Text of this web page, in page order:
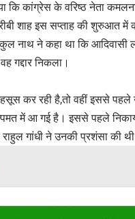
कि कांग्रेस के वरिष्ठ नेता
शाह इस सप्ताह की शुरुआत
नाथ ने कहा था कि आदिवासी
गद्दार निकला।
कर रही है,तो वहीं इससे पहले
में आ गई है। इससे पहले
राहुल गांधी ने उनकी प्रशंसा की